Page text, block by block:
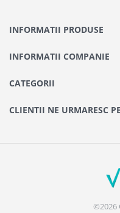
INFORMATII PRODUSE
INFORMATII COMPANIE
CATEGORII
CLIENTII NE URMARESC
©2026